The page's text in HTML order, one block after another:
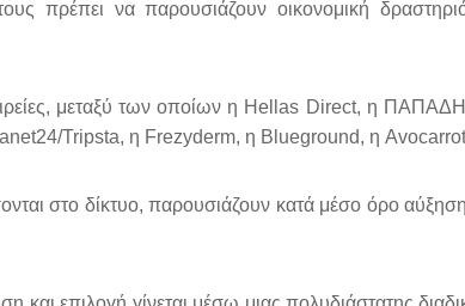
πρέπει να παρουσιάζουν οικονομική
μεταξύ των οποίων η Hellas Direct, η
Tripsta, η Frezyderm, η Blueground, η
στο δίκτυο, παρουσιάζουν κατά μέσο όρο